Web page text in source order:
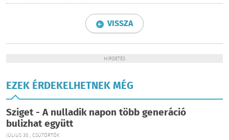
VISSZA
HIRDETÉS
EZEK ÉRDEKELHETNEK MÉG
Sziget - A nulladik napon több generáció
bulizhat együtt
JÚLIUS 30., CSÜTÖRTÖK